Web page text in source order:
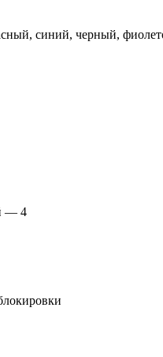
синий, черный,
— 4